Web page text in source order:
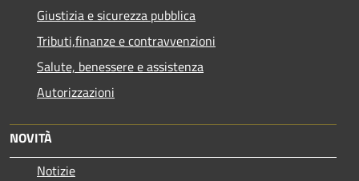
Giustizia e sicurezza pubblica
Tributi,finanze e contravvenzioni
Salute, benessere e assistenza
Autorizzazioni
NOVITÀ
Notizie